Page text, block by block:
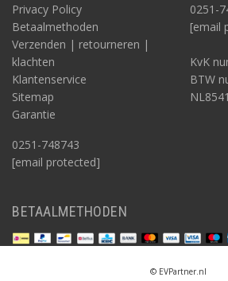
Privacy Policy
Betaalmethoden
Verzenden | retourneren |
klachten
Klantenservice
Sitemap
Garantie
0251-748743
[email protected]
0251-
[email
KvK
BTW
BETAALMETHODEN
© EVPartner.nl